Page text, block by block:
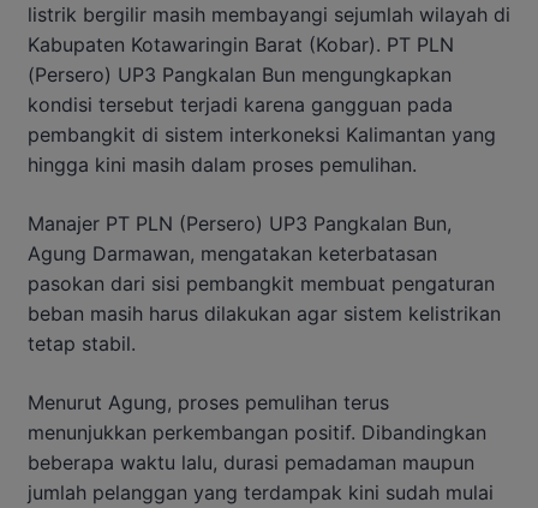
listrik bergilir masih membayangi sejumlah wilayah di
Kabupaten Kotawaringin Barat (Kobar). PT PLN
(Persero) UP3 Pangkalan Bun mengungkapkan
kondisi tersebut terjadi karena gangguan pada
pembangkit di sistem interkoneksi Kalimantan yang
hingga kini masih dalam proses pemulihan.
Manajer PT PLN (Persero) UP3 Pangkalan Bun,
Agung Darmawan, mengatakan keterbatasan
pasokan dari sisi pembangkit membuat pengaturan
beban masih harus dilakukan agar sistem kelistrikan
tetap stabil.
Menurut Agung, proses pemulihan terus
menunjukkan perkembangan positif. Dibandingkan
beberapa waktu lalu, durasi pemadaman maupun
jumlah pelanggan yang terdampak kini sudah mulai